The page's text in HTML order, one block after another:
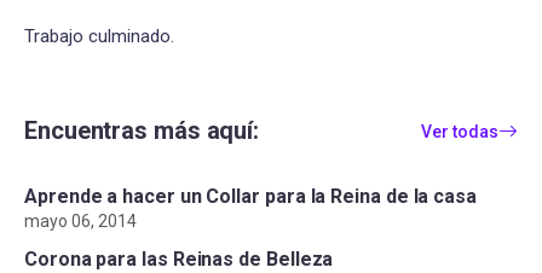
Trabajo culminado.
Encuentras más aquí: Ver todas
Aprende a hacer un Collar para la Reina de la casa
mayo 06, 2014
Corona para las Reinas de Belleza